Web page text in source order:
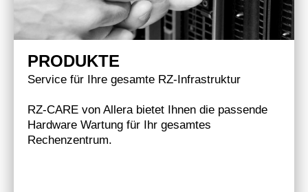
PRODUKTE
Service für Ihre gesamte RZ-Infrastruktur
RZ-CARE von Allera bietet Ihnen die passende
Hardware Wartung für Ihr gesamtes
Rechenzentrum.